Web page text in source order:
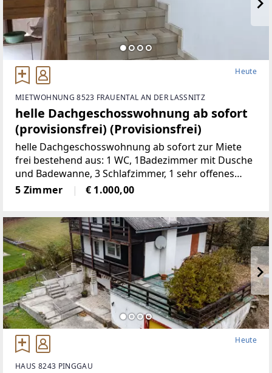
Heute
MIETWOHNUNG 8523 FRAUENTAL AN DER LASSNITZ
helle Dachgeschosswohnung ab sofort
(provisionsfrei) (Provisionsfrei)
helle Dachgeschosswohnung ab sofort zur Miete
frei bestehend aus: 1 WC, 1Badezimmer mit Dusche
und Badewanne, 3 Schlafzimmer, 1 sehr offenes
Wohnzimmermit Balkon und Kachelofen, 1 voll
möbelierte Küche, 1 Abstellraum,
5 Zimmer € 1.000,00
Heute
HAUS 8243 PINGGAU